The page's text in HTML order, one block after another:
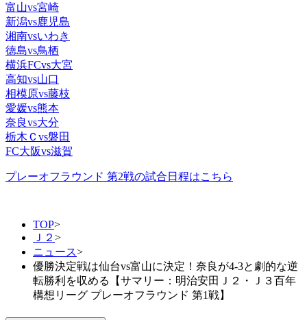
富山vs宮崎
新潟vs鹿児島
湘南vsいわき
徳島vs鳥栖
横浜FCvs大宮
高知vs山口
相模原vs藤枝
愛媛vs熊本
奈良vs大分
栃木Ｃvs磐田
FC大阪vs滋賀
プレーオフラウンド 第2戦の試合日程はこちら
TOP>
Ｊ２ >
ニュース>
優勝決定戦は仙台vs富山に決定！奈良が4-3と劇的な逆
転勝利を収める【サマリー：明治安田Ｊ２・Ｊ３百年
構想リーグ プレーオフラウンド 第1戦】